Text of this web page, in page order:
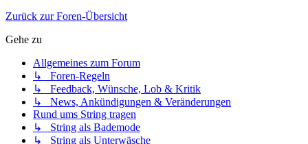
Zurück zur Foren-Übersicht
Gehe zu
Allgemeines zum Forum
↳ Foren-Regeln
↳ Feedback, Wünsche, Lob & Kritik
↳ News, Ankündigungen & Veränderungen
Rund ums String tragen
↳ String als Bademode
↳ String als Unterwäsche